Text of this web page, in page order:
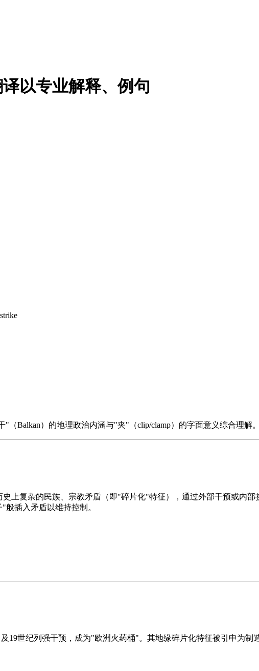
以专业解释、例句
Balkan）的地理政治内涵与"夹"（clip/clamp）的字面意义综合理解
上复杂的民族、宗教矛盾（即"碎片化"特征），通过外部干预或内
般插入矛盾以维持控制。
19世纪列强干预，成为"欧洲火药桶"。其地缘碎片化特征被引申为